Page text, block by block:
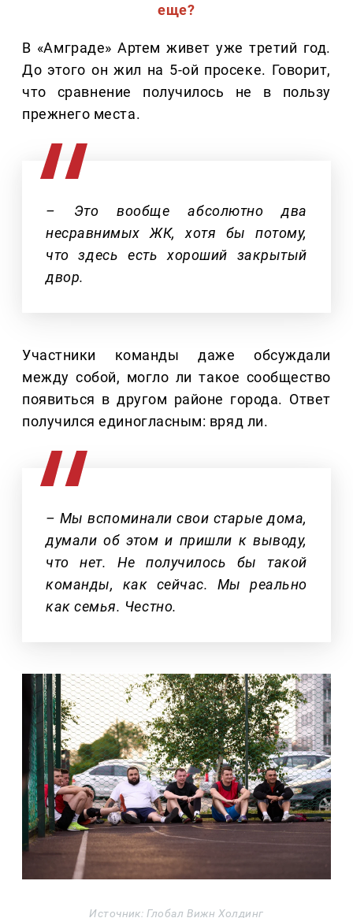
еще?
В «Амграде» Артем живет уже третий год.
До этого он жил на 5-ой просеке. Говорит,
что сравнение получилось не в пользу
прежнего места.
– Это вообще абсолютно два
несравнимых ЖК, хотя бы потому,
что здесь есть хороший закрытый
двор.
Участники команды даже обсуждали
между собой, могло ли такое сообщество
появиться в другом районе города. Ответ
получился единогласным: вряд ли.
– Мы вспоминали свои старые дома,
думали об этом и пришли к выводу,
что нет. Не получилось бы такой
команды, как сейчас. Мы реально
как семья. Честно.
Источник: Глобал Вижн Холдинг